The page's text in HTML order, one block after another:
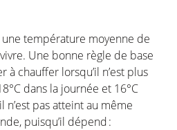
une température moyenne de
Une bonne règle de base
à chauffer lorsqu’il n’est plus
dans la journée et 16°C
n’est pasatteintau même
puisqu’il dépend: